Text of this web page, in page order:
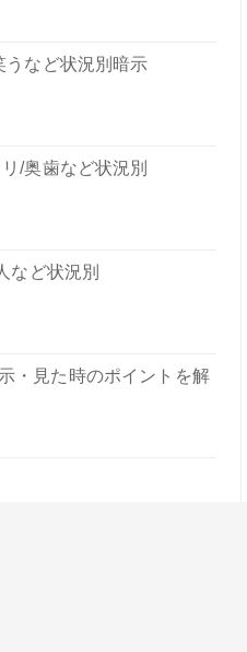
うなど状況別暗示
/奥歯など状況別
など状況別
・見た時のポイントを解